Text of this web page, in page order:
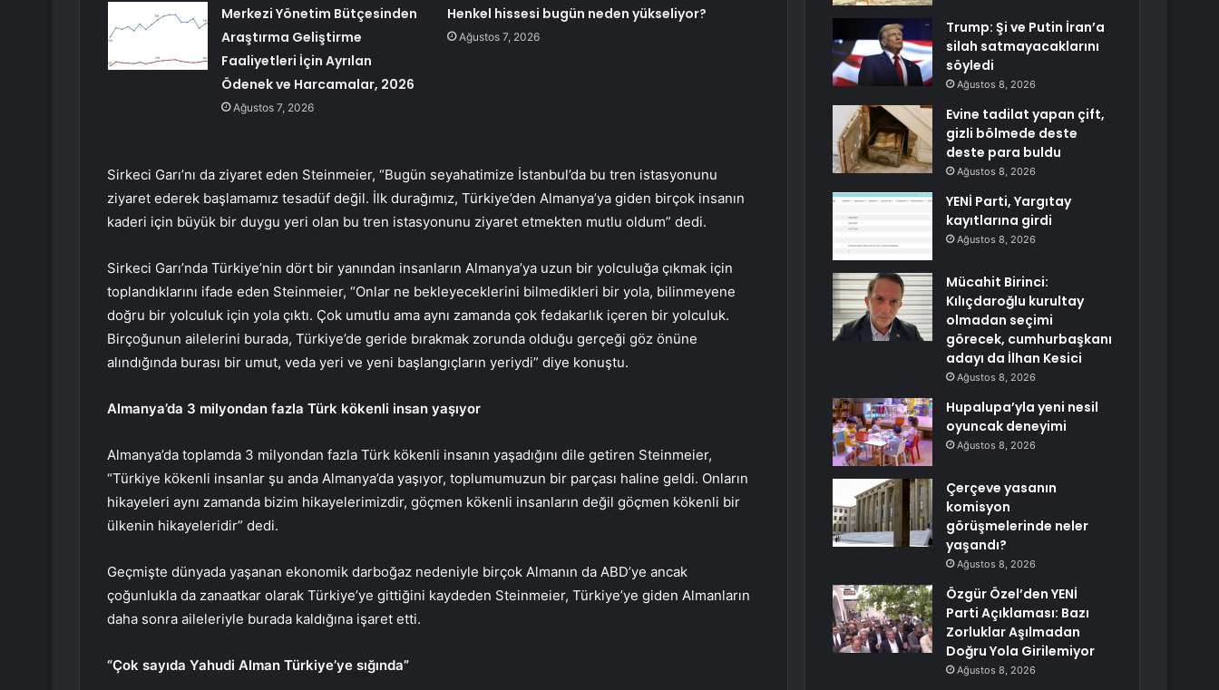
Merkezi Yönetim Bütçesinden
Araştırma Geliştirme
Faaliyetleri İçin Ayrılan
Ödenek ve Harcamalar, 2026
Ağustos 7, 2026
Henkel hissesi bugün neden yükseliyor?
Ağustos 7, 2026
Sirkeci Garı’nı da ziyaret eden Steinmeier, “Bugün seyahatimize İstanbul’da bu tren istasyonunu
ziyaret ederek başlamamız tesadüf değil. İlk durağımız, Türkiye’den Almanya’ya giden birçok insanın
kaderi için büyük bir duygu yeri olan bu tren istasyonunu ziyaret etmekten mutlu oldum” dedi.
Sirkeci Garı’nda Türkiye’nin dört bir yanından insanların Almanya’ya uzun bir yolculuğa çıkmak için
toplandıklarını ifade eden Steinmeier, “Onlar ne bekleyeceklerini bilmedikleri bir yola, bilinmeyene
doğru bir yolculuk için yola çıktı. Çok umutlu ama aynı zamanda çok fedakarlık içeren bir yolculuk.
Birçoğunun ailelerini burada, Türkiye’de geride bırakmak zorunda olduğu gerçeği göz önüne
alındığında burası bir umut, veda yeri ve yeni başlangıçların yeriydi” diye konuştu.
Almanya’da 3 milyondan fazla Türk kökenli insan yaşıyor
Almanya’da toplamda 3 milyondan fazla Türk kökenli insanın yaşadığını dile getiren Steinmeier,
“Türkiye kökenli insanlar şu anda Almanya’da yaşıyor, toplumumuzun bir parçası haline geldi. Onların
hikayeleri aynı zamanda bizim hikayelerimizdir, göçmen kökenli insanların değil göçmen kökenli bir
ülkenin hikayeleridir” dedi.
Geçmişte dünyada yaşanan ekonomik darboğaz nedeniyle birçok Almanın da ABD’ye ancak
çoğunlukla da zanaatkar olarak Türkiye’ye gittiğini kaydeden Steinmeier, Türkiye’ye giden Almanların
daha sonra aileleriyle burada kaldığına işaret etti.
“Çok sayıda Yahudi Alman Türkiye’ye sığında”
Trump: Şi ve Putin İran’a
silah satmayacaklarını
söyledi
Ağustos 8, 2026
Evine tadilat yapan çift,
gizli bölmede deste
deste para buldu
Ağustos 8, 2026
YENİ Parti, Yargıtay
kayıtlarına girdi
Ağustos 8, 2026
Mücahit Birinci:
Kılıçdaroğlu kurultay
olmadan seçimi
görecek, cumhurbaşkanı
adayı da İlhan Kesici
Ağustos 8, 2026
Hupalupa’yla yeni nesil
oyuncak deneyimi
Ağustos 8, 2026
Çerçeve yasanın
komisyon
görüşmelerinde neler
yaşandı?
Ağustos 8, 2026
Özgür Özel’den YENİ
Parti Açıklaması: Bazı
Zorluklar Aşılmadan
Doğru Yola Girilemiyor
Ağustos 8, 2026